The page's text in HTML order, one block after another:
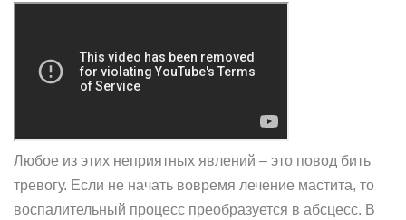
Любое из этих неприятных явлений – это повод бить
тревогу. Если не начать вовремя лечение мастита, то
воспалительный процесс преобразуется в абсцесс. В